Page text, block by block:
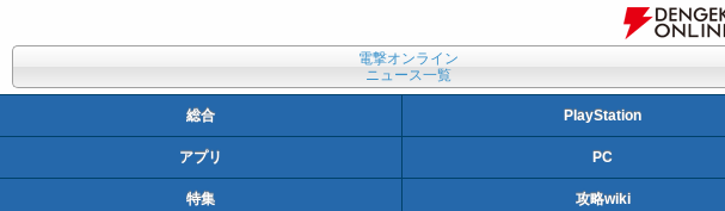
電撃オンライン
ニュース一覧
総合 PlayStation
アプリ PC
特集 攻略wiki